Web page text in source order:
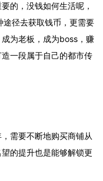
的，没钱如何生活呢，
径去获取钱币，更需要
为老板，成为boss，赚
一段属于自己的都市传
需要不断地购买商铺从
的提升也是能够解锁更